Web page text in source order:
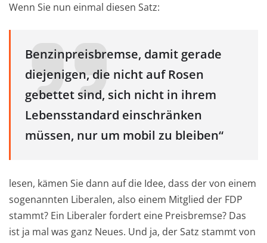
Wenn Sie nun einmal diesen Satz:
Benzinpreisbremse, damit gerade
diejenigen, die nicht auf Rosen
gebettet sind, sich nicht in ihrem
Lebensstandard einschränken
müssen, nur um mobil zu bleiben“
lesen, kämen Sie dann auf die Idee, dass der von einem
sogenannten Liberalen, also einem Mitglied der FDP
stammt? Ein Liberaler fordert eine Preisbremse? Das
ist ja mal was ganz Neues. Und ja, der Satz stammt von